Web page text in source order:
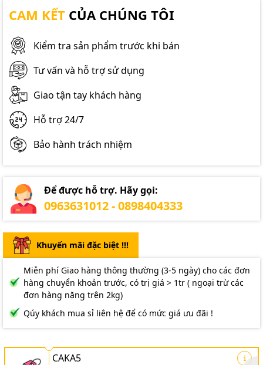
CAM KẾT CỦA CHÚNG TÔI
Kiểm tra sản phẩm trước khi bán
Tư vấn và hỗ trợ sử dụng
Giao tận tay khách hàng
Hỗ trợ 24/7
Bảo hành trách nhiệm
Để được hỗ trợ. Hãy gọi:
0963631012 - 0898404333
Khuyến mãi đặc biệt !!!
Miễn phí Giao hàng thông thường (3-5 ngày) cho các đơn
hàng chuyển khoản trước, có trị giá > 1tr ( ngoại trừ các
đơn hàng nặng trên 2kg)
Qúy khách mua sỉ liên hệ để có mức giá ưu đãi !
CAKA5